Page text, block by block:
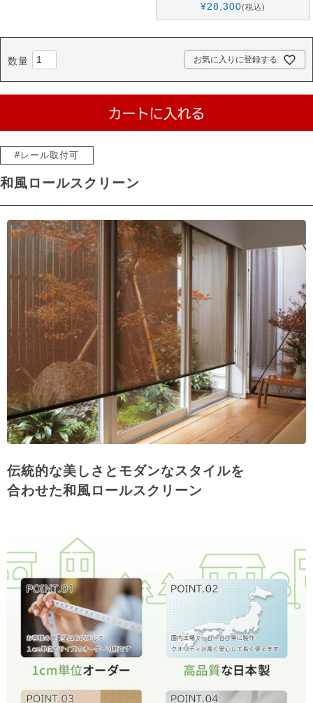
¥28,300 税込
お気に入りに登録する
#レール取付可
和風ロールスクリーン
伝統的な美しさとモダンなスタイルを
合わせた和風ロールスクリーン